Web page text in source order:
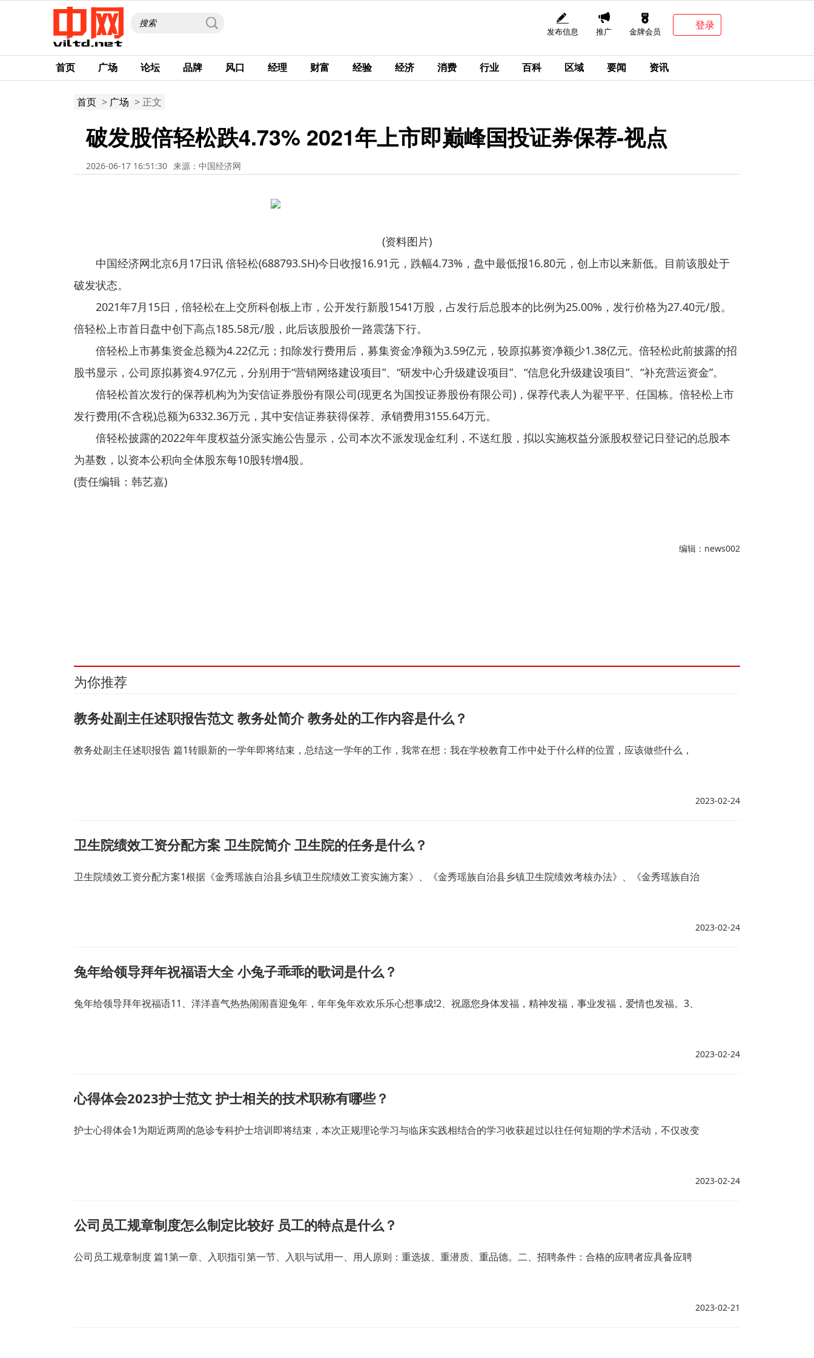
发布信息 推广 金牌会员
登录
首页 广场 论坛 品牌 风口 经理 财富 经验 经济 消费 行业 百科 区域 要闻 资讯
首页 > 广场 > 正文
破发股倍轻松跌4.73% 2021年上市即巅峰国投证券保荐-视点
2026-06-17 16:51:30 来源：中国经济网
(资料图片)
中国经济网北京6月17日讯 倍轻松(688793.SH)今日收报16.91元，跌幅4.73%，盘中最低报16.80元，创上市以来新低。目前该股处于
破发状态。
2021年7月15日，倍轻松在上交所科创板上市，公开发行新股1541万股，占发行后总股本的比例为25.00%，发行价格为27.40元/股。
倍轻松上市首日盘中创下高点185.58元/股，此后该股股价一路震荡下行。
倍轻松上市募集资金总额为4.22亿元；扣除发行费用后，募集资金净额为3.59亿元，较原拟募资净额少1.38亿元。倍轻松此前披露的招
股书显示，公司原拟募资4.97亿元，分别用于“营销网络建设项目”、“研发中心升级建设项目”、“信息化升级建设项目”、“补充营运资金”。
倍轻松首次发行的保荐机构为为安信证券股份有限公司(现更名为国投证券股份有限公司)，保荐代表人为翟平平、任国栋。倍轻松上市
发行费用(不含税)总额为6332.36万元，其中安信证券获得保荐、承销费用3155.64万元。
倍轻松披露的2022年年度权益分派实施公告显示，公司本次不派发现金红利，不送红股，拟以实施权益分派股权登记日登记的总股本
为基数，以资本公积向全体股东每10股转增4股。
(责任编辑：韩艺嘉)
编辑：news002
为你推荐
教务处副主任述职报告范文 教务处简介 教务处的工作内容是什么？
教务处副主任述职报告 篇1转眼新的一学年即将结束，总结这一学年的工作，我常在想：我在学校教育工作中处于什么样的位置，应该做些什么，
2023-02-24
卫生院绩效工资分配方案 卫生院简介 卫生院的任务是什么？
卫生院绩效工资分配方案1根据《金秀瑶族自治县乡镇卫生院绩效工资实施方案》、《金秀瑶族自治县乡镇卫生院绩效考核办法》、《金秀瑶族自治
2023-02-24
兔年给领导拜年祝福语大全 小兔子乖乖的歌词是什么？
兔年给领导拜年祝福语11、洋洋喜气热热闹闹喜迎兔年，年年兔年欢欢乐乐心想事成!2、祝愿您身体发福，精神发福，事业发福，爱情也发福。3、
2023-02-24
心得体会2023护士范文 护士相关的技术职称有哪些？
护士心得体会1为期近两周的急诊专科护士培训即将结束，本次正规理论学习与临床实践相结合的学习收获超过以往任何短期的学术活动，不仅改变
2023-02-24
公司员工规章制度怎么制定比较好 员工的特点是什么？
公司员工规章制度 篇1第一章、入职指引第一节、入职与试用一、用人原则：重选拔、重潜质、重品德。二、招聘条件：合格的应聘者应具备应聘
2023-02-21